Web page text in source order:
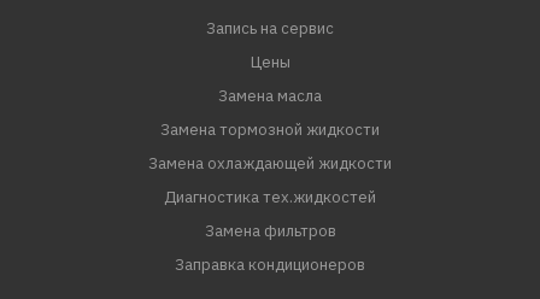
- Без спирта и глицерина. Сохраняет
резинотехнические изделия
- Защищает от коррозии и накипи
- Флуоресцентный краситель позволяет с помощью
Запись на сервис
Цены
Замена масла
Замена тормозной жидкости
Замена охлаждающей жидкости
Диагностика тех.жидкостей
Замена фильтров
Заправка кондиционеров